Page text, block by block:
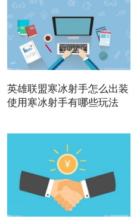
英雄联盟寒冰射手怎么出装
使用寒冰射手有哪些玩法